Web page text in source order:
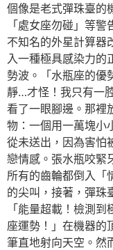
個像是老式彈珠臺的
「處女座勿碰」等
不知名的外星計算器
入一種極具感染力的
勢波。「水瓶座的優
靜…才怪！我只有一
看了一眼腳邊。那裡
物：一個用一萬塊小
從未送出，因為害怕
戀情感。張水瓶咬緊
所有的齒輪都倒入「
的尖叫，接著，彈珠
「能量超載！檢測
座運勢！」在機器的
筆直地射向天空。然